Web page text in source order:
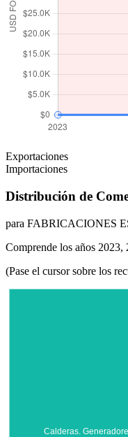
Exportaciones
Importaciones
Distribución de
para FABRICACIONES
Comprende los años 2023,
(Pase el cursor sobre los
Calderas.